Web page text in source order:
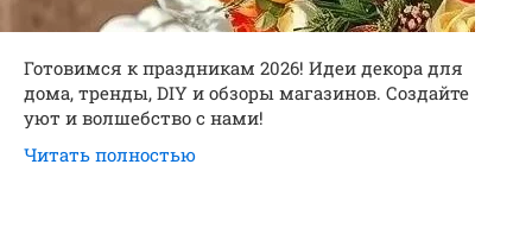
Готовимся к праздникам 2026! Идеи декора для
дома, тренды, DIY и обзоры магазинов. Создайте
уют и волшебство с нами!
Читать полностью